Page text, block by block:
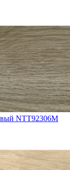
NTT92306M